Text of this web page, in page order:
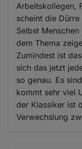
Arbeitskollegen,
scheint die
Selbst
dem Thema
Zumindest ist
sich das jetzt
so genau. Es
kommt sehr viel
der Klassiker ist
Verwechslung